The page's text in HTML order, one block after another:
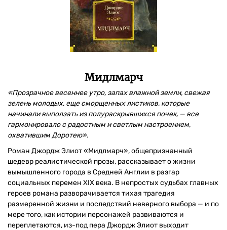
Мидлмарч
«Прозрачное весеннее утро, запах влажной земли, свежая
зелень молодых, еще сморщенных листиков, которые
начинали выползать из полураскрывшихся почек, — все
гармонировало с радостным и светлым настроением,
охватившим Доротею».
Роман Джордж Элиот «Мидлмарч», общепризнанный
шедевр реалистической прозы, рассказывает о жизни
вымышленного города в Средней Англии в разгар
социальных перемен XIX века. В непростых судьбах главных
героев романа разворачивается тихая трагедия
размеренной жизни и последствий неверного выбора — и по
мере того, как истории персонажей развиваются и
переплетаются, из-под пера Джордж Элиот выходит